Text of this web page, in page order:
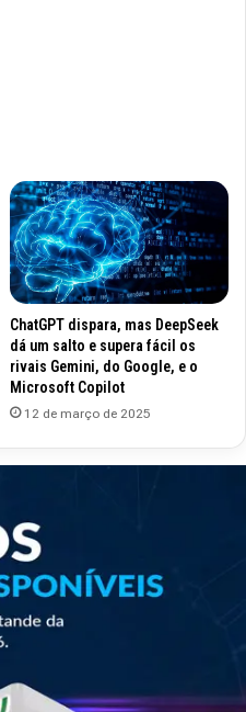
ChatGPT dispara, mas DeepSeek
dá um salto e supera fácil os
rivais Gemini, do Google, e o
Microsoft Copilot
12 de março de 2025